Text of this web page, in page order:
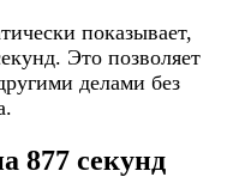
показывает,
Это позволяет
делами без
877 секунд